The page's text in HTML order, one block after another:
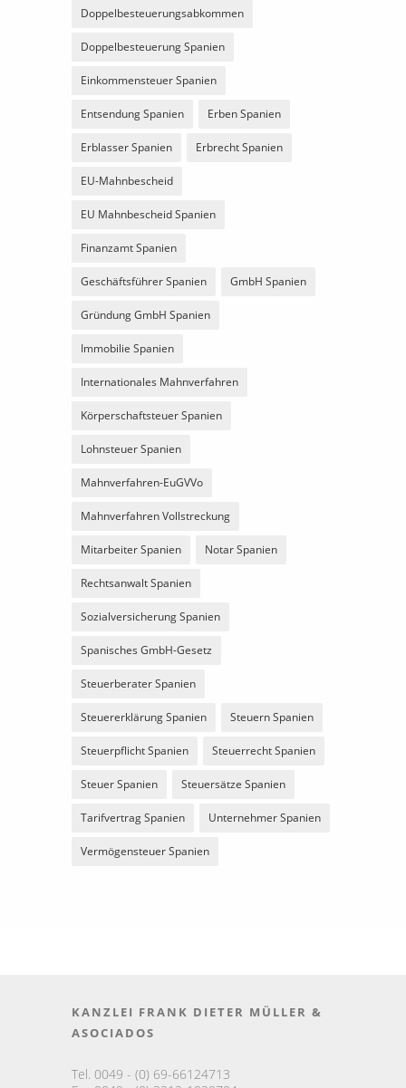
Doppelbesteuerungsabkommen
Doppelbesteuerung Spanien
Einkommensteuer Spanien
Entsendung Spanien Erben Spanien
Erblasser Spanien Erbrecht Spanien
EU-Mahnbescheid
EU Mahnbescheid Spanien
Finanzamt Spanien
Geschäftsführer Spanien GmbH Spanien
Gründung GmbH Spanien
Immobilie Spanien
Internationales Mahnverfahren
Körperschaftsteuer Spanien
Lohnsteuer Spanien
Mahnverfahren-EuGVVo
Mahnverfahren Vollstreckung
Mitarbeiter Spanien Notar Spanien
Rechtsanwalt Spanien
Sozialversicherung Spanien
Spanisches GmbH-Gesetz
Steuerberater Spanien
Steuererklärung Spanien Steuern Spanien
Steuerpflicht Spanien Steuerrecht Spanien
Steuer Spanien Steuersätze Spanien
Tarifvertrag Spanien Unternehmer Spanien
Vermögensteuer Spanien
KANZLEI FRANK DIETER MÜLLER &
ASOCIADOS
Tel. 0049 - (0) 69-66124713